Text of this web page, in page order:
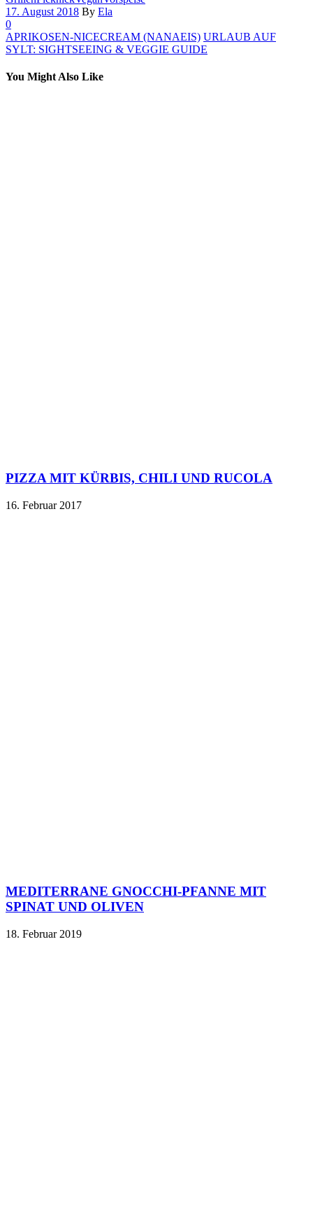
17. August 2018 By Ela
0
APRIKOSEN-NICECREAM (NANAEIS) URLAUB AUF
SYLT: SIGHTSEEING & VEGGIE GUIDE
You Might Also Like
PIZZA MIT KÜRBIS, CHILI UND RUCOLA
16. Februar 2017
MEDITERRANE GNOCCHI-PFANNE MIT
SPINAT UND OLIVEN
18. Februar 2019